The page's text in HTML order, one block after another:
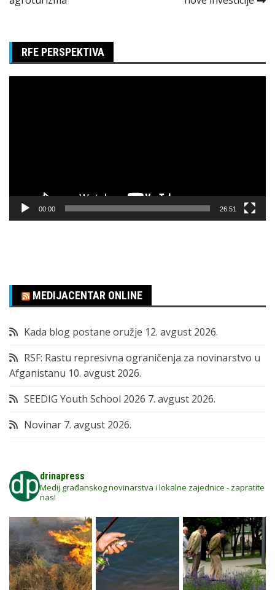
RFE PERSPEKTIVA
00:00 26:51
MEDIJACENTAR ONLINE
Kada blog postane oružje 12. avgust 2026.
RSF: Rastu represivna ograničenja za novinarstvo u
Afganistanu 10. avgust 2026.
SEEDIG Youth School 2026 7. avgust 2026.
Novinar 7. avgust 2026.
drinapress
Medij građanskog novinarstva i lokalne zajednice - zapratite
nas!